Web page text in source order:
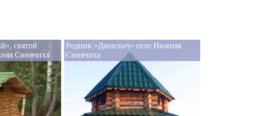
святой
Синячиха
Родник «Данилыч» село Нижняя
Синячиха